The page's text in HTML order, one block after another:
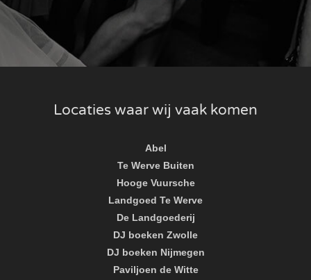
Locaties waar wij vaak komen
Abel
Te Werve Buiten
Hooge Vuursche
Landgoed Te Werve
De Landgoederij
DJ boeken Zwolle
DJ boeken Nijmegen
Paviljoen de Witte